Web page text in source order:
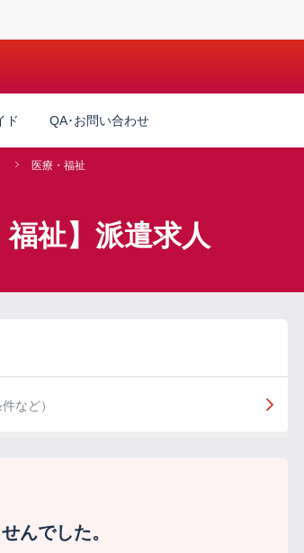
ド QA･お問い合わせ
医療・福祉
福祉】派遣求人
など）
んでした。